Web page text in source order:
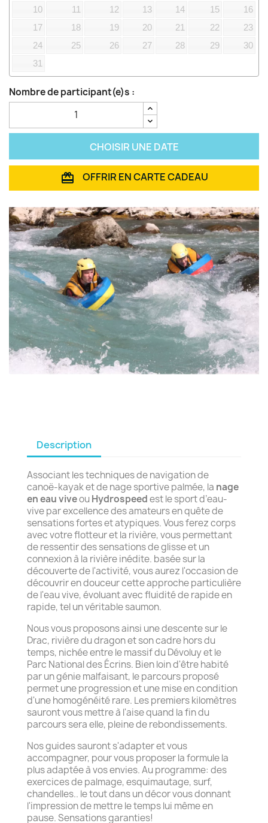
10
11 12 13 14 15
16
17
18 19 20 21 22
23
24
25 26 27 28 29
30
31
Nombre de participant(e)s :
CHOISIR UNE DATE
 OFFRIR EN CARTE CADEAU
Description
Associant les techniques de navigation de
canoë-kayak et de nage sportive palmée, la nage
en eau viveouHydrospeedest le sport d’eau-
vive par excellence des amateurs en quête de
sensations fortes et atypiques. Vous ferez corps
avec votre flotteur et la rivière, vous permettant
de ressentir des sensations de glisse et un
connexion à la rivière inédite. basée sur la
découverte de l'activité, vous aurez l'occasion de
découvrir en douceur cette approche particulière
de l'eau vive, évoluant avec fluidité de rapide en
rapide, tel un véritable saumon.
Nous vous proposons ainsi une descente sur le
Drac, rivière du dragon et son cadre hors du
temps, nichée entre le massif du Dévoluy et le
Parc National des Écrins. Bien loin d'être habité
par un génie malfaisant, le parcours proposé
permet une progression et une mise en condition
d'une homogénéité rare. Les premiers kilomètres
sauront vous mettre à l'aise quand la fin du
parcours sera elle, pleine de rebondissements.
Nos guides sauront s'adapter et vous
accompagner, pour vous proposer la formule la
plus adaptée à vos envies. Au programme: des
exercices de palmage, esquimautage, surf,
chandelles.. le tout dans un décor vous donnant
l'impression de mettre le temps lui même en
pause. Sensations garanties!